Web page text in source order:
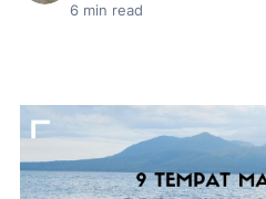
6 min read